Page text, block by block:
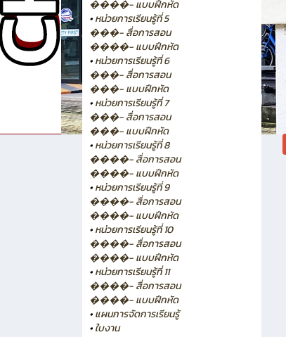
����- แบบฝึกหัด
•หน่วยการเรียนรู้ที่ 5
���- สื่อการสอน
����- แบบฝึกหัด
•หน่วยการเรียนรู้ที่ 6
���- สื่อการสอน
���- แบบฝึกหัด
•หน่วยการเรียนรู้ที่ 7
���- สื่อการสอน
���- แบบฝึกหัด
•หน่วยการเรียนรู้ที่ 8
����- สื่อการสอน
����- แบบฝึกหัด
•หน่วยการเรียนรู้ที่ 9
����- สื่อการสอน
����- แบบฝึกหัด
•หน่วยการเรียนรู้ที่ 10
����- สื่อการสอน
����- แบบฝึกหัด
•หน่วยการเรียนรู้ที่ 11
����- สื่อการสอน
����- แบบฝึกหัด
•แผนการจัดการเรียนรู้
•ใบงาน